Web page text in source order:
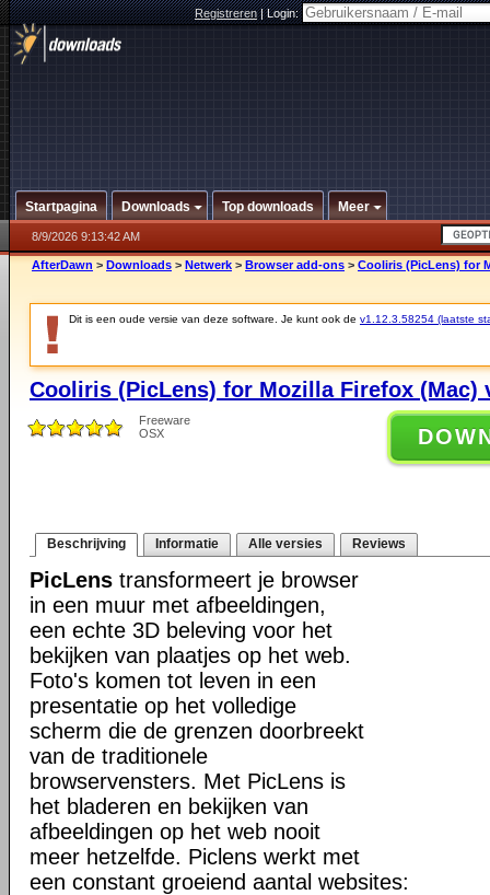
Registreren|Login:
Startpagina Downloads Top downloads Meer
8/9/2026 9:13:42 AM
AfterDawn > Downloads > Netwerk > Browser add-ons > Cooliris (PicLens) for
Dit is een oude versie van deze software. Je kunt ook de v1.12.3.58254 (laatste
Cooliris (PicLens) for Mozilla Firefox (Mac)
Freeware
OSX
Beschrijving Informatie Alle versies Reviews
PicLens transformeert je browser
in een muur met afbeeldingen,
een echte 3D beleving voor het
bekijken van plaatjes op het web.
Foto's komen tot leven in een
presentatie op het volledige
scherm die de grenzen doorbreekt
van de traditionele
browservensters. Met PicLens is
het bladeren en bekijken van
afbeeldingen op het web nooit
meer hetzelfde. Piclens werkt met
een constant groeiend aantal websites: